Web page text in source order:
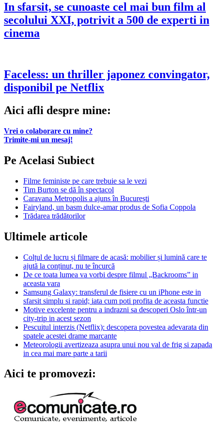
In sfarsit, se cunoaste cel mai bun film al
secolului XXI, potrivit a 500 de experti in
cinema
Faceless: un thriller japonez convingator,
disponibil pe Netflix
Aici afli despre mine:
Vrei o colaborare cu mine?
Trimite-mi un mesaj!
Pe Acelasi Subiect
Filme feministe pe care trebuie sa le vezi
Tim Burton se dă în spectacol
Caravana Metropolis a ajuns în București
Fairyland, un basm dulce-amar produs de Sofia Coppola
Trădarea trădătorilor
Ultimele articole
Colțul de lucru și filmare de acasă: mobilier și lumină care te
ajută la conținut, nu te încurcă
De ce toata lumea va vorbi despre filmul „Backrooms” in
aceasta vara
Samsung Galaxy: transferul de fisiere cu un iPhone este in
sfarsit simplu si rapid; iata cum poti profita de aceasta functie
Motive excelente pentru a indrazni sa descoperi Oslo într-un
city-trip in acest sezon
Pescuitul interzis (Netflix): descopera povestea adevarata din
spatele acestei drame marcante
Meteorologii avertizeaza asupra unui nou val de frig si zapada
in cea mai mare parte a tarii
Aici te promovezi: